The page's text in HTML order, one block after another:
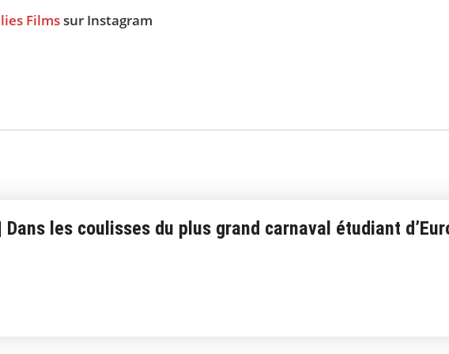
Filmssur Instagram
les coulisses du plus grand carnaval étudiant